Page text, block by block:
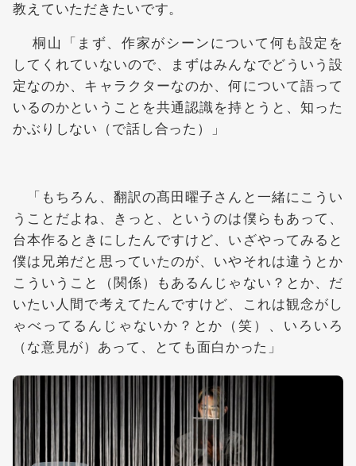
教えていただきたいです。
桐山「まず、作家がシーンについて何も設定を
してくれていないので、まずはみんなでどういう設
定なのか、キャラクターなのか、何について語って
いるのかということを共通認識を持とうと、知った
かぶりしない（で話し合った）」
「もちろん、翻訳の髙田曜子さんと一緒にこうい
うことだよね、きっと、というのは僕らもあって、
台本作るときにしたんですけど、いざやってみると
僕は兄弟だと思っていたのが、いやそれは違うとか
こういうこと（関係）もあるんじゃない？とか、だ
いたい人間で考えてたんですけど、これは観念がし
ゃべってるんじゃないか？とか（笑）、いろいろ
（な意見が）あって、とても面白かった」